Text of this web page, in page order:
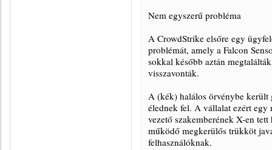
Nem egyszerű probléma
A CrowdStrike elsőre egy
problémát, amely a Falcon
sokkal később aztán
visszavonták.
A (kék) halálos örvénybe került
élednek fel. A vállalat ezért egy
vezető szakemberének X-en
működő megkerülős trükköt
felhasználóknak.